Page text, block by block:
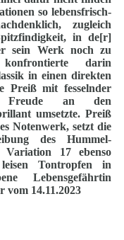
so lebensfrisch-
zugleich
in de[r]
sein Werk noch zu
darin
in einen direkten
Preiß mit fesselnder
Freude an den
umsetzte. Preiß
Notenwerk, setzt die
des Hummel-
17 ebenso
Tontropfen in
Lebensgefährtin
14.11.2023